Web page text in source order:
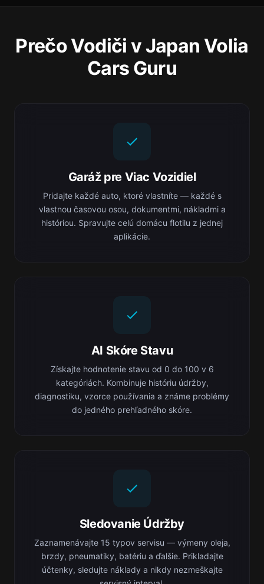
Prečo Vodiči v Japan Volia
Cars Guru
Garáž pre Viac Vozidiel
Pridajte každé auto, ktoré vlastníte — každé s
vlastnou časovou osou, dokumentmi, nákladmi a
históriou. Spravujte celú domácu flotilu z jednej
aplikácie.
AI Skóre Stavu
Získajte hodnotenie stavu od 0 do 100 v 6
kategóriách. Kombinuje históriu údržby,
diagnostiku, vzorce používania a známe problémy
do jedného prehľadného skóre.
Sledovanie Údržby
Zaznamenávajte 15 typov servisu — výmeny oleja,
brzdy, pneumatiky, batériu a ďalšie. Prikladajte
účtenky, sledujte náklady a nikdy nezmeškajte